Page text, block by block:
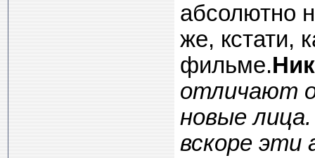
абсолютно
же, кстати,
фильме.
отличают
новые
вскоре эти